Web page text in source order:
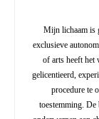
Mijn lichaam is
exclusieve
of arts heeft het
gelicentieerd,
procedure te
toestemming. De